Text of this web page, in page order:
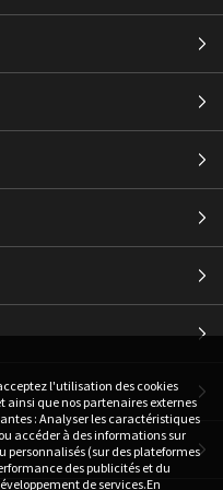
l'utilisation des cookies
que nos partenaires externes
: Analyser les caractéristiques
accéder à des informations sur
personnalisés (sur des plateformes
des publicités et du
de services.En